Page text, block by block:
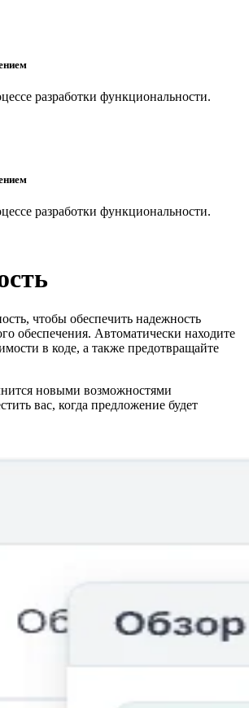
разработки функциональности.
разработки функциональности.
чтобы обеспечить надежность
обеспечения. Автоматически находите
в коде, а также предотвращайте
новыми возможностями
вас, когда предложение будет